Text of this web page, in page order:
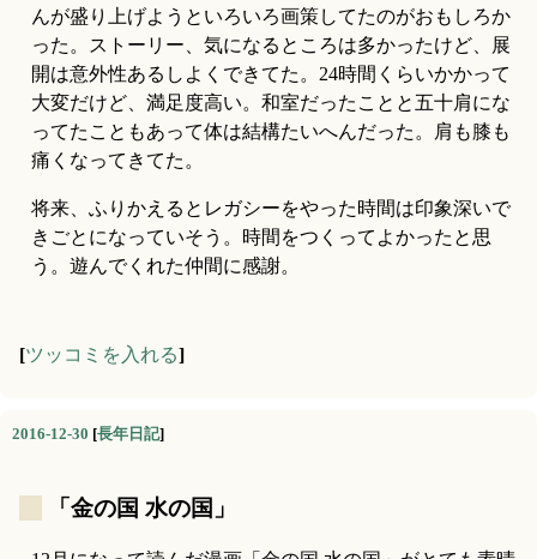
んが盛り上げようといろいろ画策してたのがおもしろか
った。ストーリー、気になるところは多かったけど、展
開は意外性あるしよくできてた。24時間くらいかかって
大変だけど、満足度高い。和室だったことと五十肩にな
ってたこともあって体は結構たいへんだった。肩も膝も
痛くなってきてた。
将来、ふりかえるとレガシーをやった時間は印象深いで
きごとになっていそう。時間をつくってよかったと思
う。遊んでくれた仲間に感謝。
[ツッコミを入れる]
2016-12-30 [長年日記]
「金の国 水の国」